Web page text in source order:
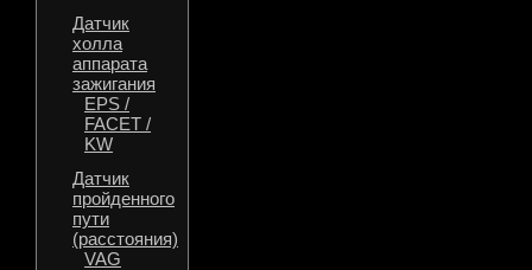
Датчик
холла
аппарата
зажигания
EPS /
FACET /
KW
Датчик
пройденного
пути
(расстояния)
VAG